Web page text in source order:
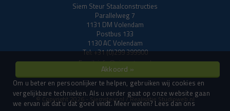
Siem Steur Staalconstructies
Parallelweg 7
1131 DM Volendam
Postbus 133
1130 AC Volendam
Tel: +31 (0)299 399900
Email:info@siemsteur.nl
© Copyright 2026 - Siemsteur.nl / RealisatieStudioweb.nl
Akkoord »
Om u beter en persoonlijker te helpen, gebruiken wij cookies en
vergelijkbare technieken. Als u verder gaat op onze website gaan
we ervan uit dat u dat goed vindt. Meer weten? Lees dan ons